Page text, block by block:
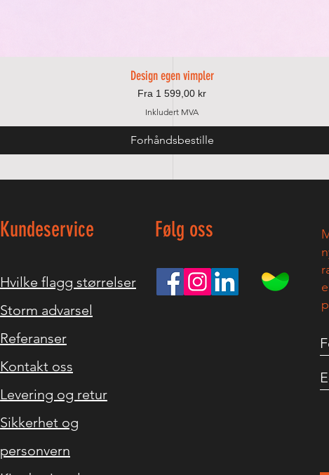
Hurtigvisning
Design egen vimpler
Fra 1 599,00 kr
Salgspris
Inkludert MVA
Forhåndsbestille
Kundeservice
Hvilke flagg størrelser
Storm advarsel
Referanser
Kontakt oss
Levering og retur
Sikkerhet og
personvern
Følg oss